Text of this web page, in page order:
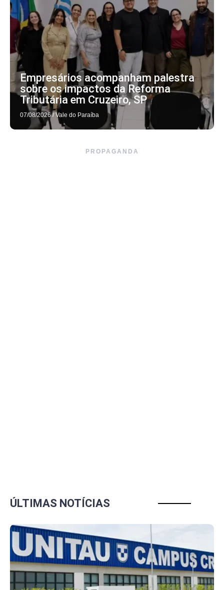
Empresários acompanham palestra
sobre os impactos da Reforma
Tributária em Cruzeiro, SP
07/08/2026 / Vale do Paraíba
PROPAGANDA
ÚLTIMAS NOTÍCIAS